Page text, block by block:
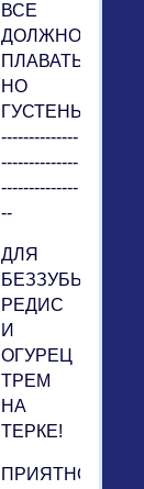
ВСЕ
ДОЛЖНО
ПЛАВАТЬ,
НО
ГУСТЕНЬКО.
--------------
--------------
--------------
--
ДЛЯ
БЕЗЗУБЫХ
РЕДИС
И
ОГУРЕЦ
ТРЕМ
НА
ТЕРКЕ!
ПРИЯТНОГО